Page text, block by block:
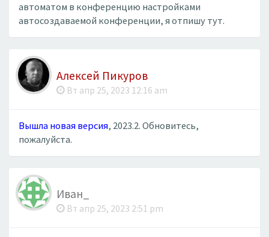
автоматом в конференцию настройками
автосоздаваемой конференции, я отпишу тут.
Алексей Пикуров
Вт апр 25, 2023 12:16 am
Вышла новая версия, 2023.2. Обновитесь,
пожалуйста.
Иван_
Вт апр 25, 2023 2:51 pm